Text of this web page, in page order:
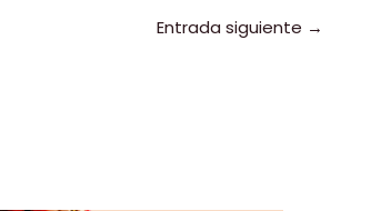
Entrada siguiente →